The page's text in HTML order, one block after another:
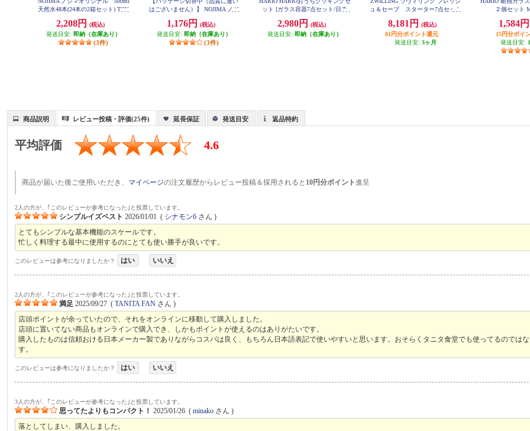
天然水48本(24本の2箱セット) TOK
2,208円
(税込)
発送目安: 即納（在庫あり）
(3件)
はございません）】 NOJIMA ノジ
セット ESNW500
1,176円
(税込)
発送目安: 即納（在庫あり）
(3件)
ット [ガラス容器7点セット/日本
2,980円
(税込)
発送目安: 即納（在庫あり）
ュ＆セーブ スターター7点セット
8,181円
(税込)
81円分ポイント還元
発送目安: 3ヶ月
２個セット
1,584円
15円分ポイ
発送目安:
商品説明 レビュー投稿・評価(25件) 延長保証 発送目安 返品特約
平均評価 4.6
商品が届いた後ご使用いただき、 マイページの注文履歴からレビュー投稿＆採用されると 10円分ポイント進呈
2人の方が、｢このレビューが参考になった｣と投票しています。
シンプルイズベスト 2026/01/01 ( シナモン6 さん )
とてもシンプルな基本機能のスケールです。
忙しく料理する最中に使用するのにとても使い勝手が良いです。
このレビューは参考になりましたか？ はい いいえ
2人の方が、｢このレビューが参考になった｣と投票しています。
満足 2025/09/27 (TANITA FAN さん )
店頭ポイントが余っていたので、それをオンラインに移動して購入しました。
店頭に置いてない商品もオンラインで購入でき、しかもポイントが使えるのはありがたいです。
購入したものは信頼おける日本メーカー製でありながらコスパは良く、もちろん日本語表記で使いやすいと思います。おそらくタニタ食堂でも使ってるのでは
す。
このレビューは参考になりましたか？ はい いいえ
3人の方が、｢このレビューが参考になった｣と投票しています。
思ってたよりもコンパクト！ 2025/01/26 (minako さん )
落としてしまい、購入しました。